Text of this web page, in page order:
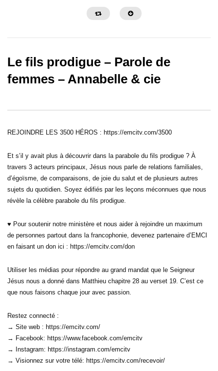
femmes – Annabelle & cie
Parole de femmes –
Le fils prodigue – Parole de
femmes – Annabelle & cie
REJOINDRE LES 3500 HÉROS : https://emcitv.com/3500
Et s’il y avait plus à découvrir dans la parabole du fils prodigue ? À
travers 3 acteurs principaux, Jésus nous parle de relations familiales,
d’égoïsme, de comparaisons, de joie du salut et de plusieurs autres
sujets du quotidien. Soyez édifiés par les leçons méconnues que nous
révèle la célèbre parabole du fils prodigue.
♥ Pour soutenir notre ministère et nous aider à rejoindre un maximum
de personnes partout dans la francophonie, devenez partenaire d’EMCI
en faisant un don ici : https://emcitv.com/don
Utiliser les médias pour répondre au grand mandat que le Seigneur
Jésus nous a donné dans Matthieu chapitre 28 au verset 19. C’est ce
que nous faisons chaque jour avec passion.
Restez connecté :
→ Site web : https://emcitv.com/
→ Facebook: https://www.facebook.com/emcitv
→ Instagram: https://instagram.com/emcitv
→ Visionnez sur votre télé: https://emcitv.com/recevoir/